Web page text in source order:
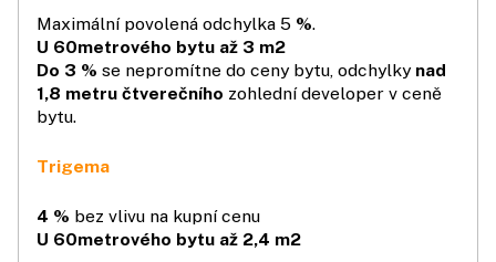
Maximální povolená odchylka 5 %.
U 60metrového bytu až 3 m2
Do 3 % se nepromítne do ceny bytu, odchylky nad
1,8 metru čtverečního zohlední developer v ceně
bytu.
Trigema
4 % bez vlivu na kupní cenu
U 60metrového bytu až 2,4 m2